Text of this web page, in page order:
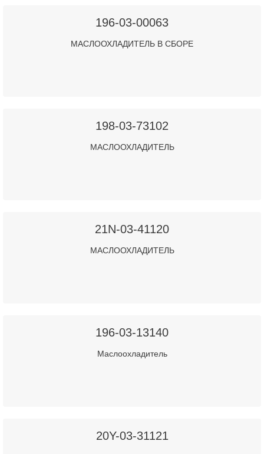
196-03-00063
МАСЛООХЛАДИТЕЛЬ В СБОРЕ
198-03-73102
МАСЛООХЛАДИТЕЛЬ
21N-03-41120
МАСЛООХЛАДИТЕЛЬ
196-03-13140
Маслоохладитель
20Y-03-31121